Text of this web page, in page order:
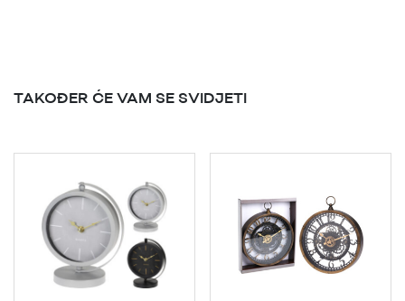
TAKOĐER ĆE VAM SE SVIDJETI